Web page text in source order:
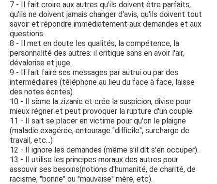
7 - Il fait croire aux autres qu'ils doivent être parfaits,
qu'ils ne doivent jamais changer d'avis, qu'ils doivent tout
savoir et répondre immédiatement aux demandes et aux
questions.
8 - Il met en doute les qualités, la compétence, la
personnalité des autres: il critique sans en avoir l'air,
dévalorise et juge.
9 - Il fait faire ses messages par autrui ou par des
intermédiaires (téléphone au lieu du face à face, laisse
des notes écrites).
10 - Il sème la zizanie et crée la suspicion, divise pour
mieux régner et peut provoquer la rupture d'un couple.
11 - Il sait se placer en victime pour qu'on le plaigne
(maladie exagérée, entourage "difficile", surcharge de
travail, etc...)
12 - Il ignore les demandes (même s'il dit s'en occuper).
13 - Il utilise les principes moraux des autres pour
assouvir ses besoins(notions d'humanité, de charité, de
racisme, "bonne" ou "mauvaise" mère, etc).